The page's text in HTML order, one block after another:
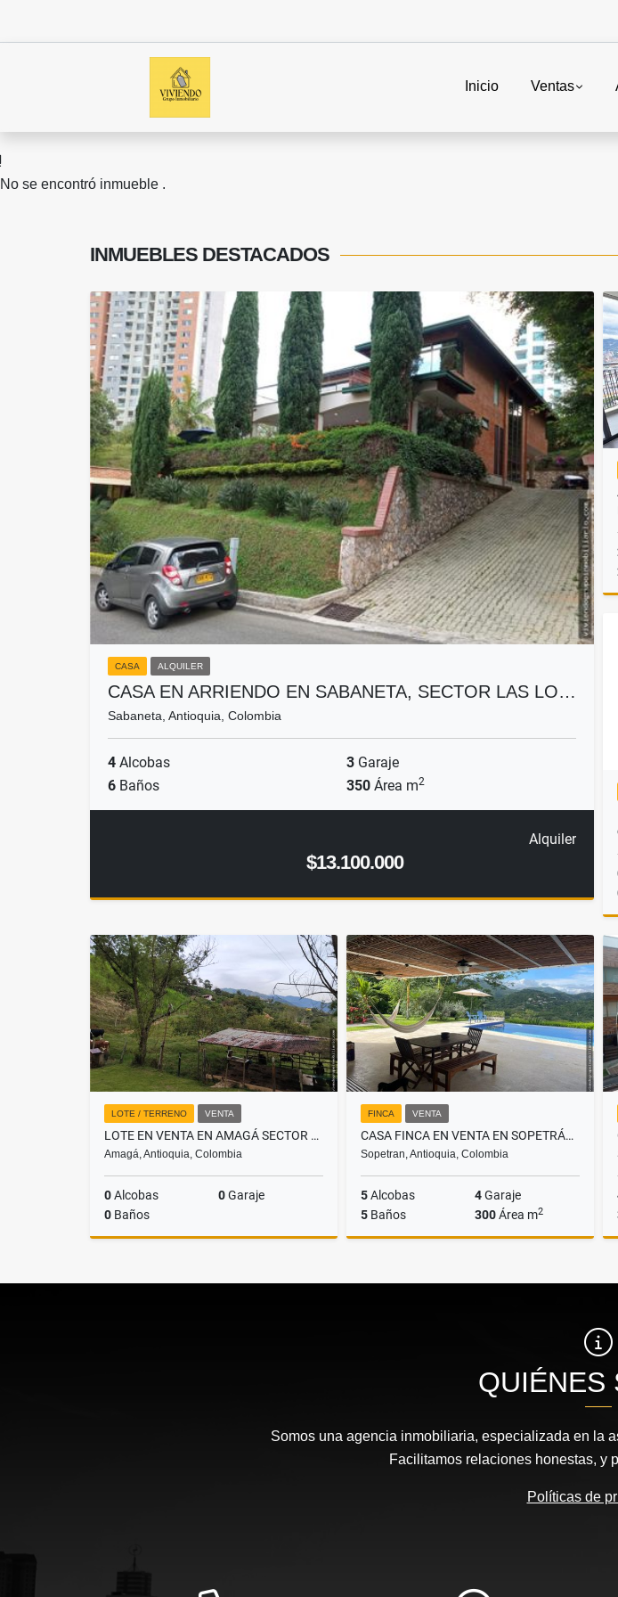
Inicio Ventas
No se encontró inmueble .
INMUEBLES DESTACADOS
CASA ALQUILER
CASA EN ARRIENDO EN SABANETA, SECTOR LAS LO…
Sabaneta, Antioquia, Colombia
4 Alcobas 3 Garaje
6 Baños 350 Área m2
Alquiler
$13.100.000
LOTE / TERRENO VENTA
LOTE EN VENTA EN AMAGÁ SECTOR CAMILO C
Amagá, Antioquia, Colombia
0Alcobas 0Garaje
0 Baños
$900.000.000
FINCA VENTA
CASA FINCA EN VENTA EN SOPETRÁN, ANTIOQUIA
Sopetran, Antioquia, Colombia
5Alcobas 4Garaje
5 Baños 300Área m2
$1.850.000.000
QUIÉNES
Somos una agencia inmobiliaria, especializada en la
Facilitamos relaciones honestas, y
Políticas de